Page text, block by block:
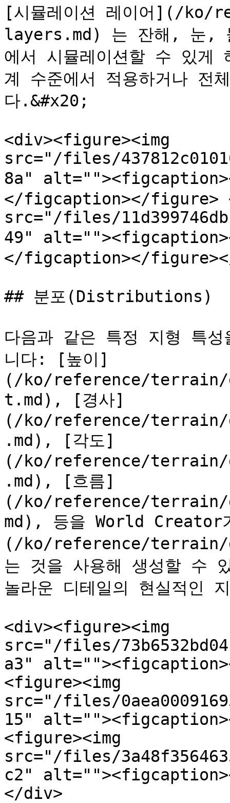
[시뮬레이션 레이어](/
layers.md) 는 잔해, 눈,
에서 시뮬레이션할 수 있게
계 수준에서 적용하거나 전
다.&#x20;
<div><figure><img
src="/files/
8a"
</figcaption></figure>
src="/files/
49"
</figcaption></
## 분포(Distributions)
다음과 같은 특정 지형 특
니다: [높이]
(/ko/reference/
t.md), [경사]
(/ko/reference/
.md), [각도]
(/ko/reference/
.md), [흐름]
(/ko/reference/
md), 등을 World
(/ko/reference/terrain/
는 것을 사용해 생성할 수
놀라운 디테일의 현실적인
<div><figure><img
src="/files/
a3"
<figure><img
src="/files/
15"
<figure><img
src="/files/
c2"
</div>